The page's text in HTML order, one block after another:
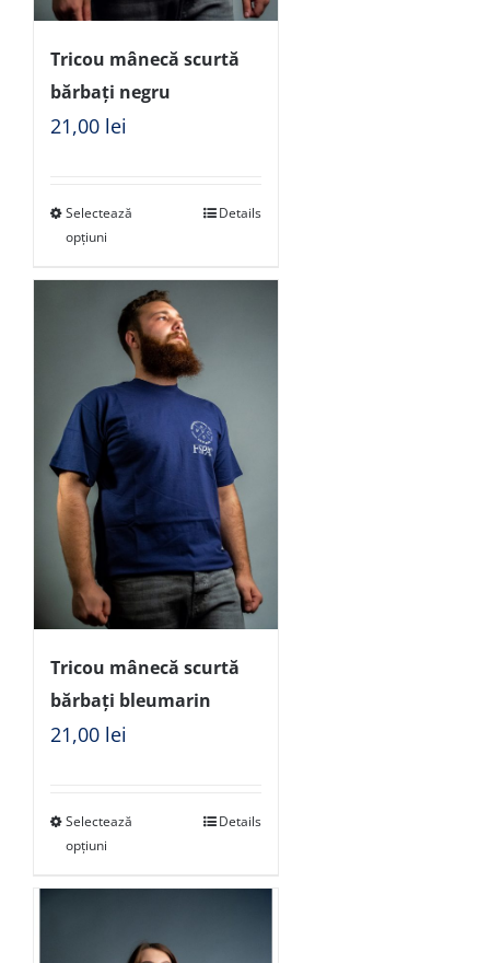
Tricou mânecă scurtă
bărbați negru
21,00 lei
Selectează
opțiuni
Details
Tricou mânecă scurtă
bărbați bleumarin
21,00 lei
Selectează
opțiuni
Details